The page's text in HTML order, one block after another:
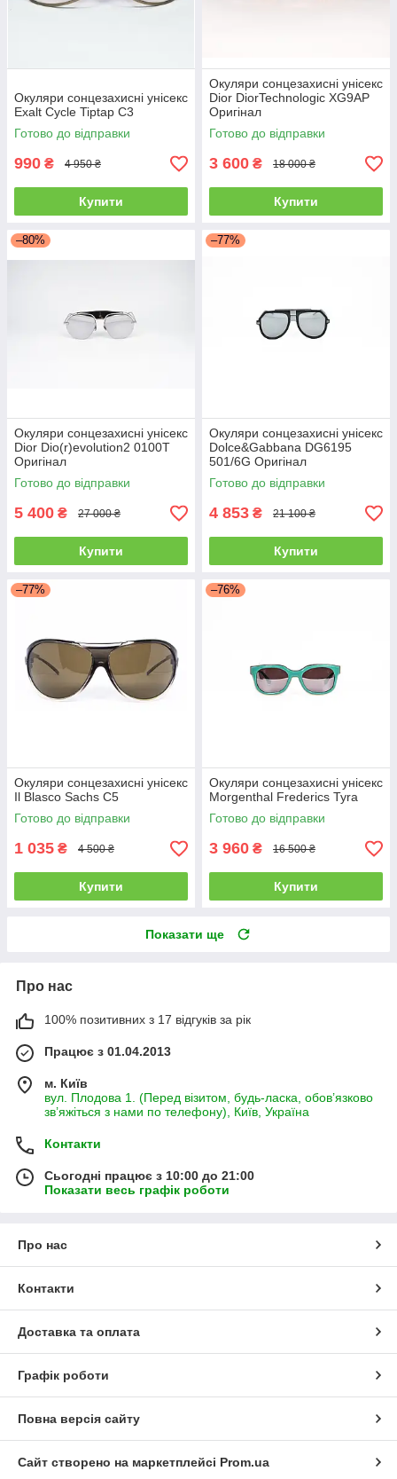
Окуляри сонцезахисні унісекс
Exalt Cycle Tiptap C3
Готово до відправки
990 ₴ 4 950 ₴
Купити
Окуляри сонцезахисні унісекс
Dior DiorTechnologic XG9AP
Оригінал
Готово до відправки
3 600 ₴ 18 000 ₴
Купити
–80%
Окуляри сонцезахисні унісекс
Dior Dio(r)evolution2 0100T
Оригінал
Готово до відправки
5 400 ₴ 27 000 ₴
Купити
–77%
Окуляри сонцезахисні унісекс
Dolce&Gabbana DG6195
501/6G Оригінал
Готово до відправки
4 853 ₴ 21 100 ₴
Купити
–77%
Окуляри сонцезахисні унісекс
Il Blasco Sachs C5
Готово до відправки
1 035 ₴ 4 500 ₴
Купити
–76%
Окуляри сонцезахисні унісекс
Morgenthal Frederics Tyra
Готово до відправки
3 960 ₴ 16 500 ₴
Купити
Показати ще
Про нас
100% позитивних з 17 відгуків за рік
Працює з 01.04.2013
м. Київ
вул. Плодова 1. (Перед візитом, будь-ласка, обов’язково
зв’яжіться з нами по телефону), Київ, Україна
Контакти
Сьогодні працює з 10:00 до 21:00
Показати весь графік роботи
Про нас
Контакти
Доставка та оплата
Графік роботи
Повна версія сайту
Сайт створено на маркетплейсі Prom.ua